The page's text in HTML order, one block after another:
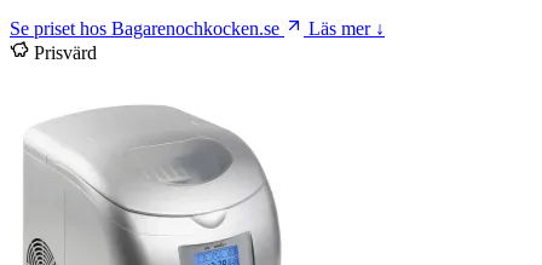
Se priset hos Bagarenochkocken.se
Läs mer ↓
Prisvärd